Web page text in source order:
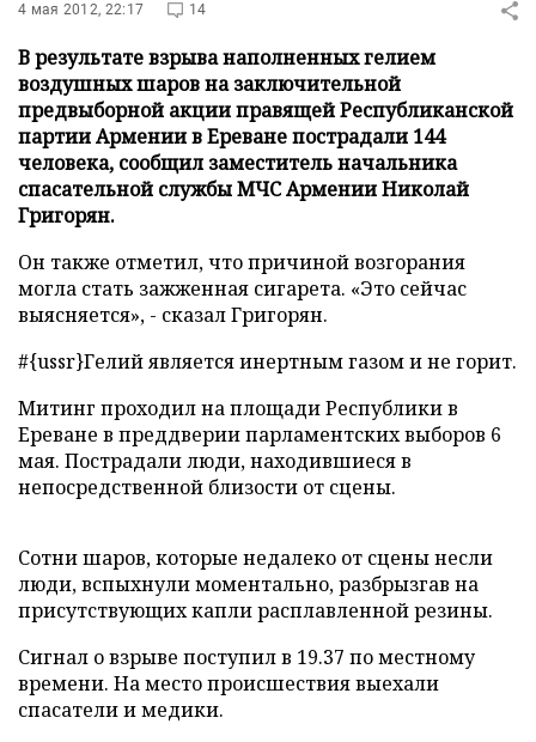
4 мая 2012, 22:17 14
В результате взрыва наполненных гелием
воздушных шаров на заключительной
предвыборной акции правящей Республиканской
партии Армении в Ереване пострадали 144
человека, сообщил заместитель начальника
спасательной службы МЧС Армении Николай
Григорян.
Он также отметил, что причиной возгорания
могла стать зажженная сигарета. «Это сейчас
выясняется», - сказал Григорян.
#{ussr}Гелий является инертным газом и не горит.
Митинг проходил на площади Республики в
Ереване в преддверии парламентских выборов 6
мая. Пострадали люди, находившиеся в
непосредственной близости от сцены.
Сотни шаров, которые недалеко от сцены несли
люди, вспыхнули моментально, разбрызгав на
присутствующих капли расплавленной резины.
Сигнал о взрыве поступил в 19.37 по местному
времени. На место происшествия выехали
спасатели и медики.